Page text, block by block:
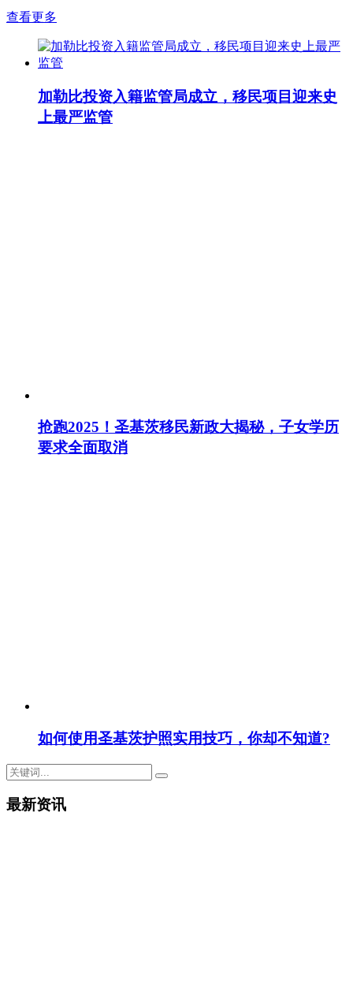
查看更多
加勒比投资入籍监管局成立，移民项目迎来史
上最严监管
抢跑2025！圣基茨移民新政大揭秘，子女学历
要求全面取消
如何使用圣基茨护照实用技巧，你却不知道?
最新资讯